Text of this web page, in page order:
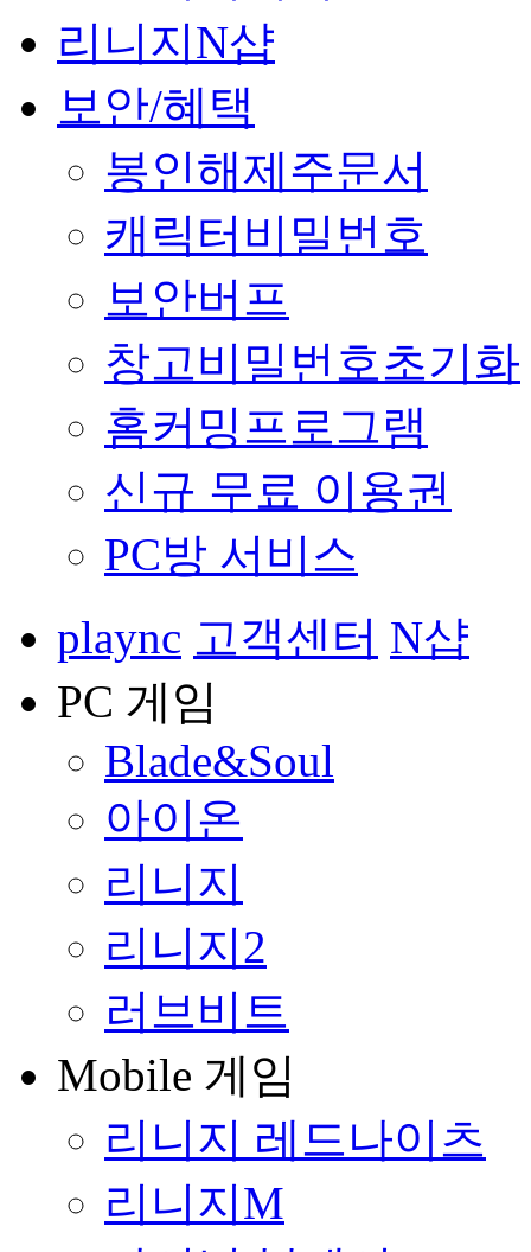
리니지N샵
보안/혜택
봉인해제주문서
캐릭터비밀번호
보안버프
창고비밀번호초기화
홈커밍프로그램
신규 무료 이용권
PC방 서비스
plaync 고객센터 N샵
PC 게임
Blade&Soul
아이온
리니지
리니지2
러브비트
Mobile 게임
리니지 레드나이츠
리니지M